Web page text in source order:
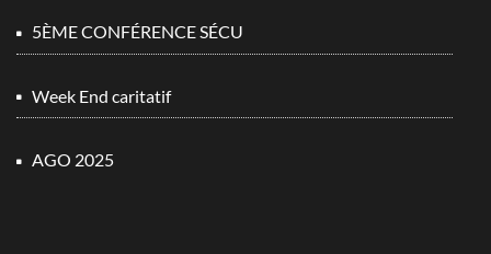
5ÈME CONFÉRENCE SÉCU
Week End caritatif
AGO 2025